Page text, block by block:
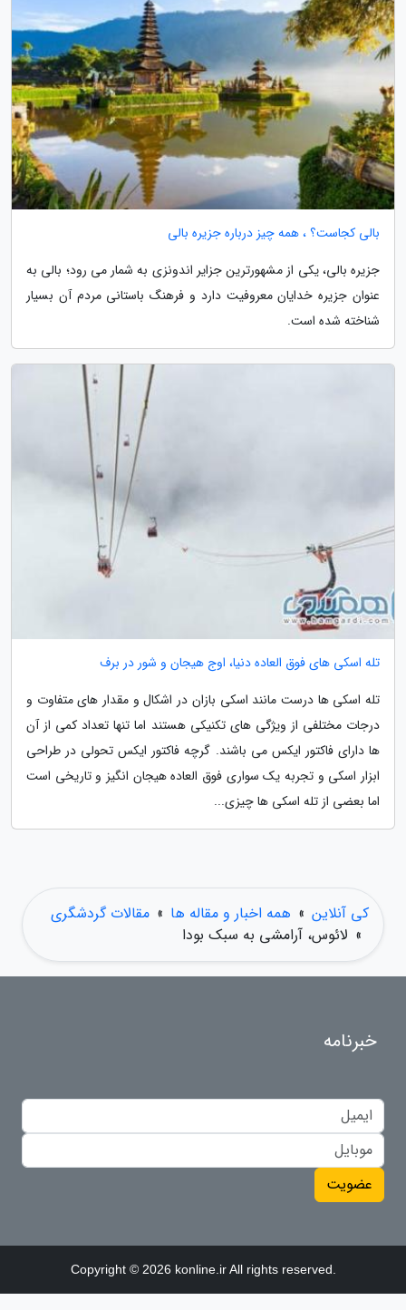
بالی کجاست؟ ، همه چیز درباره جزیره بالی
جزیره بالی، یکی از مشهورترین جزایر اندونزی به شمار می رود؛ بالی به
عنوان جزیره خدایان معروفیت دارد و فرهنگ باستانی مردم آن بسیار
شناخته شده است.
تله اسکی های فوق العاده دنیا، اوج هیجان و شور در برف
تله اسکی ها درست مانند اسکی بازان در اشکال و مقدار های متفاوت و
درجات مختلفی از ویژگی های تکنیکی هستند اما تنها تعداد کمی از آن
ها دارای فاکتور ایکس می باشند. گرچه فاکتور ایکس تحولی در طراحی
ابزار اسکی و تجربه یک سواری فوق العاده هیجان انگیز و تاریخی است
اما بعضی از تله اسکی ها چیزی...
کی آنلاین » همه اخبار و مقاله ها » مقالات گردشگری
» لائوس، آرامشی به سبک بودا
خبرنامه
عضویت
Copyright © 2026 konline.ir All rights reserved.